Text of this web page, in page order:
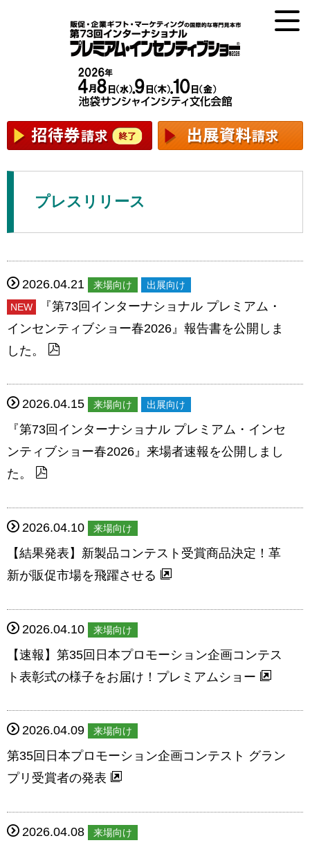
プレスリリース
2026.04.21 来場向け
出展向け
NEW
『第73回インターナショナル プレミアム・
インセンティブショー春2026』報告書を公開しま
した。
2026.04.15 来場向け 出展向け
『第73回インターナショナル プレミアム・インセ
ンティブショー春2026』来場者速報を公開しまし
た。
2026.04.10 来場向け
【結果発表】新製品コンテスト受賞商品決定！革
新が販促市場を飛躍させる
2026.04.10 来場向け
【速報】第35回日本プロモーション企画コンテス
ト表彰式の様子をお届け！プレミアムショー
2026.04.09 来場向け
第35回日本プロモーション企画コンテスト グラン
プリ受賞者の発表
2026.04.08 来場向け